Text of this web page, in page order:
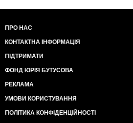
ПРО НАС
КОНТАКТНА ІНФОРМАЦІЯ
ПІДТРИМАТИ
ФОНД ЮРІЯ БУТУСОВА
РЕКЛАМА
УМОВИ КОРИСТУВАННЯ
ПОЛІТИКА КОНФІДЕНЦІЙНОСТІ